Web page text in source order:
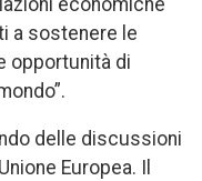
a sostenere le
opportunità di
delle discussioni
Europea. Il